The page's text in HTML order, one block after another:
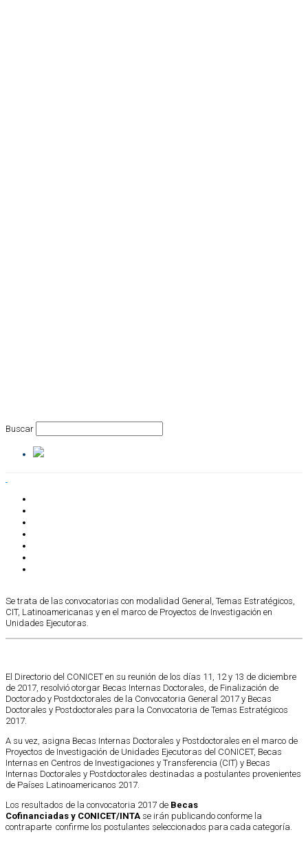
Buscar
27 diciembre, 2017
Resultados de la Convocatoria de
Becas
Se trata de las convocatorias con modalidad General, Temas Estratégicos,
CIT, Latinoamericanas y en el marco de Proyectos de Investigación en
Unidades Ejecutoras.
El Directorio del CONICET en su reunión de los días 11, 12 y 13 de diciembre
de 2017, resolvió otorgar Becas Internas Doctorales, de Finalización de
Doctorado y Postdoctorales de la Convocatoria General 2017 y Becas
Doctorales y Postdoctorales para la Convocatoria de Temas Estratégicos
2017.
A su vez, asigna Becas Internas Doctorales y Postdoctorales en el marco de
Proyectos de Investigación de Unidades Ejecutoras del CONICET, Becas
Internas en Centros de Investigaciones y Transferencia (CIT) y Becas
Internas Doctorales y Postdoctorales destinadas a postulantes provenientes
de Países Latinoamericanos 2017.
Los resultados de la convocatoria 2017 de Becas
Cofinanciadas y CONICET/INTA se irán publicando conforme la
contraparte confirme los postulantes seleccionados para cada categoría.